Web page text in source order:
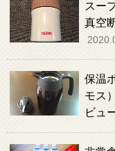
スー
真空
保温
モス
ビュ